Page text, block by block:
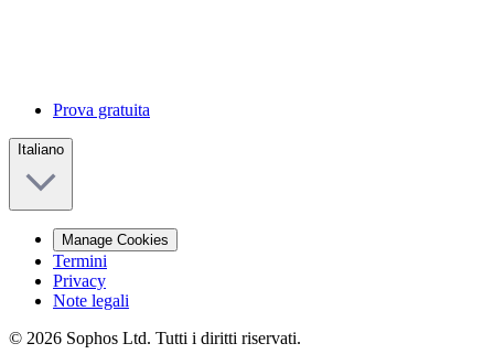
Prova gratuita
Italiano
Manage Cookies
Termini
Privacy
Note legali
© 2026 Sophos Ltd. Tutti i diritti riservati.